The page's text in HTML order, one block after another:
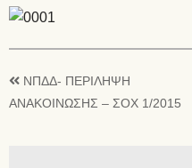
ΝΠΔΔ- ΠΕΡΙΛΗΨΗ
ΑΝΑΚΟΙΝΩΣΗΣ – ΣΟΧ 1/2015